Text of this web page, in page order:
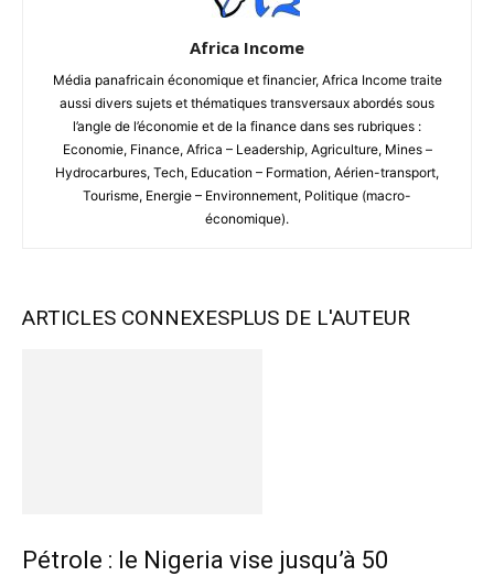
Africa Income
Média panafricain économique et financier, Africa Income traite
aussi divers sujets et thématiques transversaux abordés sous
l’angle de l’économie et de la finance dans ses rubriques :
Economie, Finance, Africa – Leadership, Agriculture, Mines –
Hydrocarbures, Tech, Education – Formation, Aérien-transport,
Tourisme, Energie – Environnement, Politique (macro-
économique).
ARTICLES CONNEXESPLUS DE L'AUTEUR
Pétrole : le Nigeria vise jusqu’à 50